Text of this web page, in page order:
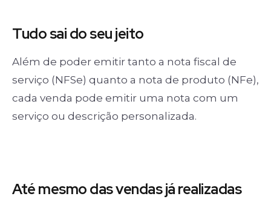
Tudo saido seu jeito
Além de poder emitir tanto a nota fiscal de
serviço (NFSe) quanto a nota de produto (NFe),
cada venda pode emitir uma nota com um
serviço ou descrição personalizada.
Até mesmo dasvendas já realizadas